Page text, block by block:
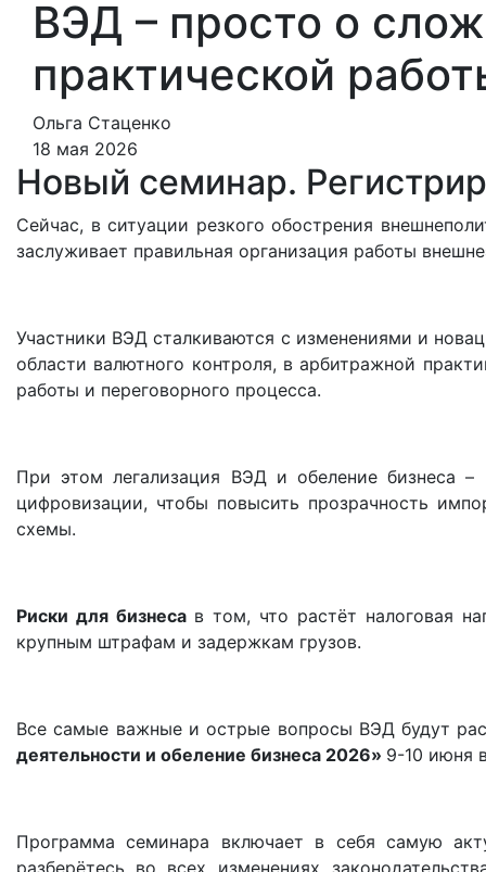
ВЭД – просто о
практической
Ольга Стаценко
18 мая 2026
Новый семинар.
Сейчас, в ситуации резкого обострения
заслуживает правильная организация работы
Участники ВЭД сталкиваются с изменениями и
области валютного контроля, в арбитражной
работы и переговорного процесса.
При этом легализация ВЭД и обеление бизнеса
цифровизации, чтобы повысить прозрачность
схемы.
Риски для бизнесав том, что растёт налоговая
крупным штрафам и задержкам грузов.
Все самые важные и острые вопросы ВЭД будут
деятельности и обеление бизнеса 2026» 9-10 июня
Программа семинара включает в себя самую
разберётесь во всех изменениях